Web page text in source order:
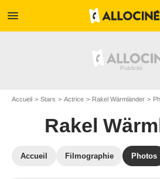
menu
Accueil Stars Actrice Rakel Wärmländer
Rakel
Accueil Filmographie Photos